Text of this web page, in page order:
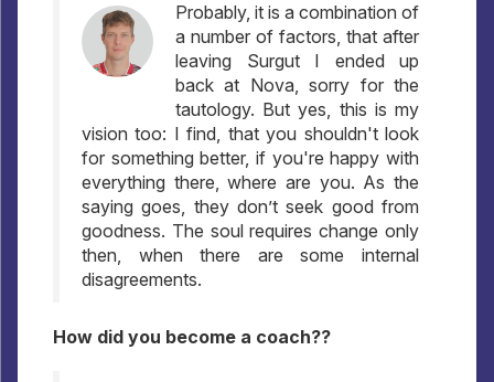
Probably, it is a combination of
a number of factors, that after
leaving Surgut I ended up
back at Nova, sorry for the
tautology. But yes, this is my
vision too: I find, that you shouldn't look
for something better, if you're happy with
everything there, where are you. As the
saying goes, they don’t seek good from
goodness. The soul requires change only
then, when there are some internal
disagreements.
How did you become a coach??